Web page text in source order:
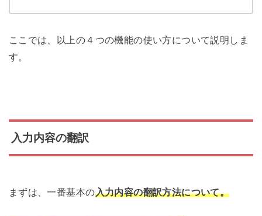
ここでは、以上の４つの機能の使い方について説明しま
す。
入力内容の翻訳
まずは、一番基本の入力内容の翻訳方法について。